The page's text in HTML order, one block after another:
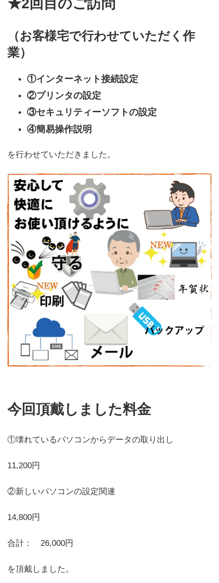
★2回目のご訪問
（お客様宅で行わせていただく作
業）
①インターネット接続設定
②プリンタの設定
③セキュリティーソフトの設定
④簡易操作説明
を行わせていただきました。
今回頂戴しました料金
①壊れているパソコンからデータの取り出し
11,200円
②新しいパソコンの設定関連
14,800円
合計： 26,000円
を頂戴しました。